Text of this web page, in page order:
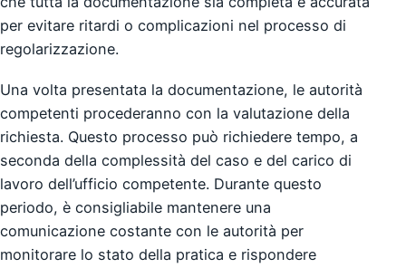
per evitare ritardi o complicazioni nel processo di
regolarizzazione.
Una volta presentata la documentazione, le autorità
competenti procederanno con la valutazione della
richiesta. Questo processo può richiedere tempo, a
seconda della complessità del caso e del carico di
lavoro dell’ufficio competente. Durante questo
periodo, è consigliabile mantenere una
comunicazione costante con le autorità per
monitorare lo stato della pratica e rispondere